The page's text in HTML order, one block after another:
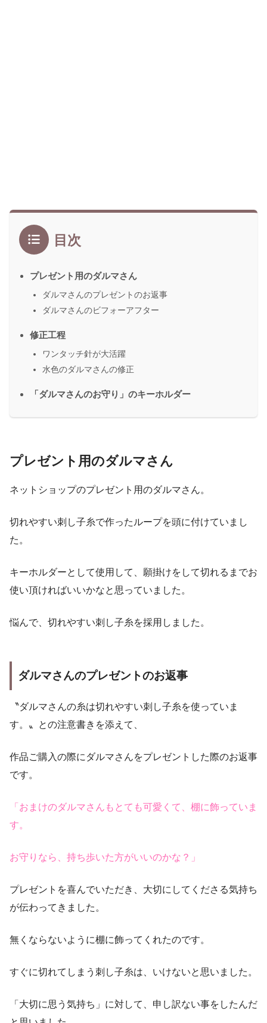
目次
プレゼント用のダルマさん
ダルマさんのプレゼントのお返事
ダルマさんのビフォーアフター
修正工程
ワンタッチ針が大活躍
水色のダルマさんの修正
「ダルマさんのお守り」のキーホルダー
プレゼント用のダルマさん
ネットショップのプレゼント用のダルマさん。
切れやすい刺し子糸で作ったループを頭に付けていまし
た。
キーホルダーとして使用して、願掛けをして切れるまでお
使い頂ければいいかなと思っていました。
悩んで、切れやすい刺し子糸を採用しました。
ダルマさんのプレゼントのお返事
〝ダルマさんの糸は切れやすい刺し子糸を使っていま
す。〟との注意書きを添えて、
作品ご購入の際にダルマさんをプレゼントした際のお返事
です。
「おまけのダルマさんもとても可愛くて、棚に飾っていま
す。
お守りなら、持ち歩いた方がいいのかな？」
プレゼントを喜んでいただき、大切にしてくださる気持ち
が伝わってきました。
無くならないように棚に飾ってくれたのです。
すぐに切れてしまう刺し子糸は、いけないと思いました。
「大切に思う気持ち」に対して、申し訳ない事をしたんだ